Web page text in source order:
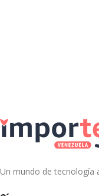
Un mundo de tecnología